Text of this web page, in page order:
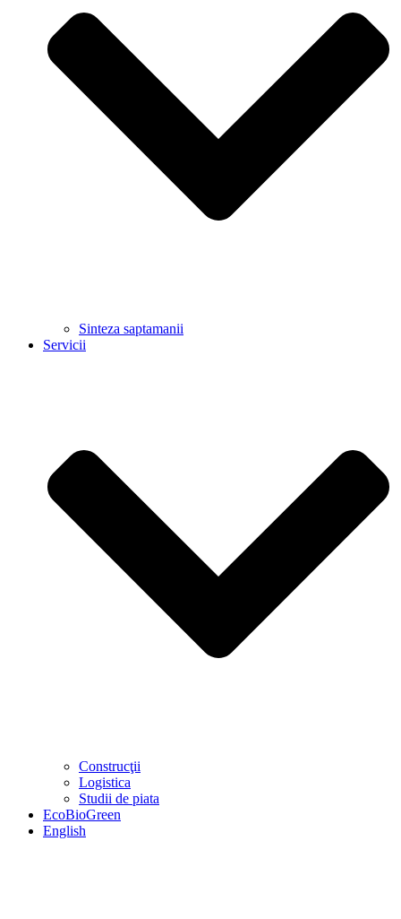
Sinteza saptamanii
Servicii
Construcţii
Logistica
Studii de piata
EcoBioGreen
English